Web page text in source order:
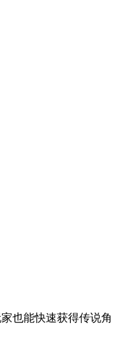
也能快速获得传说角